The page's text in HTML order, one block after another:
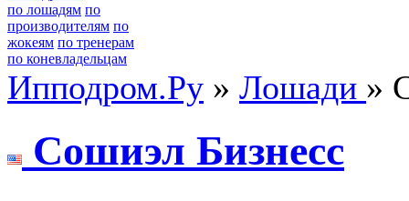
по лошадям по
производителям по
жокеям по тренерам
по коневладельцам
Ипподром.Ру » Лошади »
Cошиэл Бизнeсс